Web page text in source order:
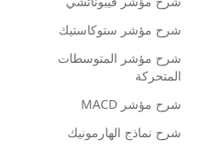
شرح مؤشر ستوكاستيك
شرح مؤشر المتوسطات
المتحركة
شرح مؤشر MACD
شرح نماذج الهارمونيك